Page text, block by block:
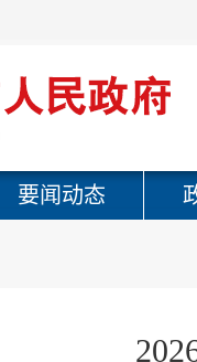
要闻动态